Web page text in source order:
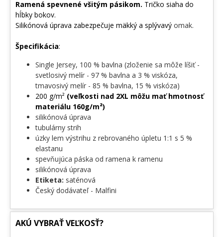
Nosíš v sebe ducha prieskumníka? Potom tento motív patrí k tebe.
Vezmi súradnice, vyraz do terénu a ukáž svetu, čomu fandíš.
Zaobstaraj si ho ešte dnes – krabička na teba čaká! ✨
Ramená spevnené všitým pásikom. Tričko siaha do
hĺbky bokov.
Silikónová úprava zabezpečuje mäkký a splývavý omak.
Špecifikácia:
Single Jersey, 100 % bavlna (zloženie sa môže líšiť -
svetlosivý melír - 97 % bavlna a 3 % viskóza,
tmavosivý melír - 85 % bavlna, 15 % viskóza)
200 g/m² (veľkosti nad 2XL môžu mať hmotnosť
materiálu 160g/m²)
silikónová úprava
tubulárny strih
úzky lem výstrihu z rebrovaného úpletu 1:1 s 5 %
elastanu
spevňujúca páska od ramena k ramenu
silikónová úprava
Etiketa: saténová
Český dodávateľ - Malfini
AKÚ VYBRAŤ VEĽKOSŤ?